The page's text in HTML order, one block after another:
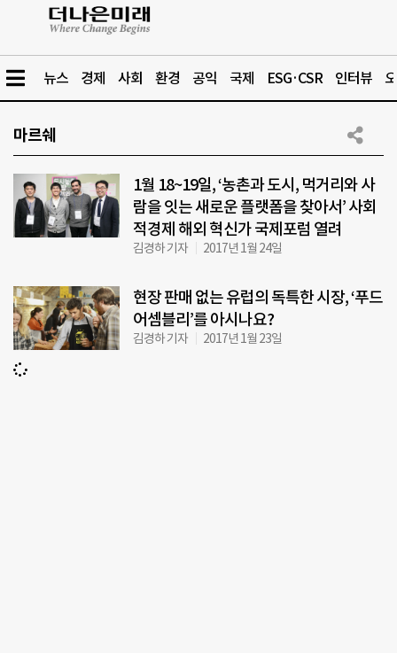
뉴스 경제 사회 환경 공익 국제 ESG·CSR 인터뷰
마르쉐
1월 18~19일, ‘농촌과 도시, 먹거리와 사
람을 잇는 새로운 플랫폼을 찾아서’ 사회
적경제 해외 혁신가 국제포럼 열려
김경하 기자 2017년 1월 24일
현장 판매 없는 유럽의 독특한 시장, ‘푸드
어셈블리’를 아시나요?
김경하 기자 2017년 1월 23일